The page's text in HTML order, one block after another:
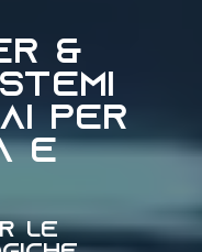
&
per
e
LE